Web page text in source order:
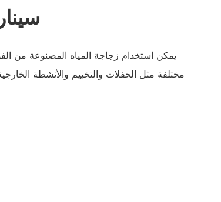
يمكن استخدام زجاجة المياه المصنوعة من
مختلفة مثل الحفلات والتخييم والأنشطة